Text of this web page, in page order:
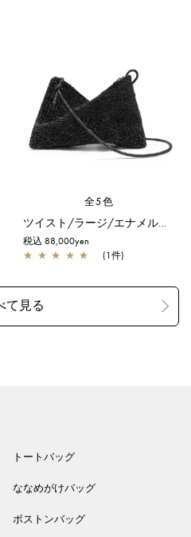
全5色
ツイスト/ラージ/エナメルブラック
税込 88,000yen
★ ★ ★ ★ ★ (1件)
トートバッグ
ななめがけバッグ
ボストンバッグ